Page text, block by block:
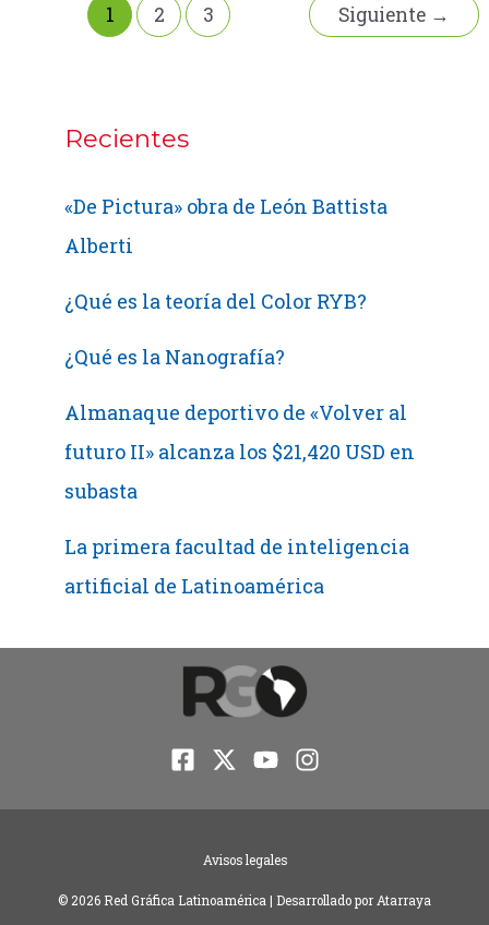
1 2 3 Siguiente →
Recientes
«De Pictura» obra de León Battista
Alberti
¿Qué es la teoría del Color RYB?
¿Qué es la Nanografía?
Almanaque deportivo de «Volver al
futuro II» alcanza los $21,420 USD en
subasta
La primera facultad de inteligencia
artificial de Latinoamérica
Avisos legales
© 2026 Red Gráfica Latinoamérica | Desarrollado por Atarraya